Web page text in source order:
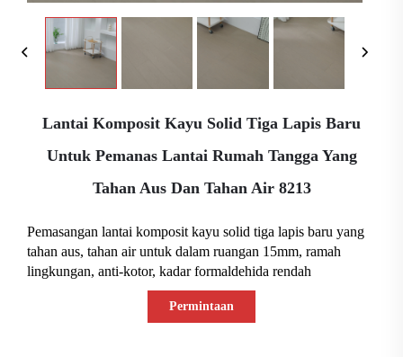
Lantai Komposit Kayu Solid Tiga Lapis Baru
Untuk Pemanas Lantai Rumah Tangga Yang
Tahan Aus Dan Tahan Air 8213
Pemasangan lantai komposit kayu solid tiga lapis baru yang
tahan aus, tahan air untuk dalam ruangan 15mm, ramah
lingkungan, anti-kotor, kadar formaldehida rendah
Permintaan